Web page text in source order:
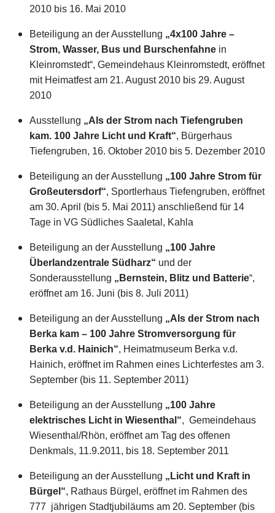
2010 bis 16. Mai 2010
Beteiligung an der Ausstellung „4x100 Jahre –
Strom, Wasser, Bus und Burschenfahne in
Kleinromstedt“, Gemeindehaus Kleinromstedt, eröffnet
mit Heimatfest am 21. August 2010 bis 29. August
2010
Ausstellung „Als der Strom nach Tiefengruben
kam. 100 Jahre Licht und Kraft“, Bürgerhaus
Tiefengruben, 16. Oktober 2010 bis 5. Dezember 2010
Beteiligung an der Ausstellung „100 Jahre Strom für
Großeutersdorf“, Sportlerhaus Tiefengruben, eröffnet
am 30. April (bis 5. Mai 2011) anschließend für 14
Tage in VG Südliches Saaletal, Kahla
Beteiligung an der Ausstellung „100 Jahre
Überlandzentrale Südharz“ und der
Sonderausstellung „Bernstein, Blitz und Batterie“,
eröffnet am 16. Juni (bis 8. Juli 2011)
Beteiligung an der Ausstellung „Als der Strom nach
Berka kam – 100 Jahre Stromversorgung für
Berka v.d. Hainich“, Heimatmuseum Berka v.d.
Hainich, eröffnet im Rahmen eines Lichterfestes am 3.
September (bis 11. September 2011)
Beteiligung an der Ausstellung „100 Jahre
elektrisches Licht in Wiesenthal“, Gemeindehaus
Wiesenthal/Rhön, eröffnet am Tag des offenen
Denkmals, 11.9.2011, bis 18. September 2011
Beteiligung an der Ausstellung „Licht und Kraft in
Bürgel“, Rathaus Bürgel, eröffnet im Rahmen des
777 jährigen Stadtjubiläums am 20. September (bis